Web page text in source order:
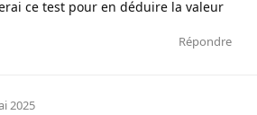
ce test pour en déduire la valeur
Répondre
2025